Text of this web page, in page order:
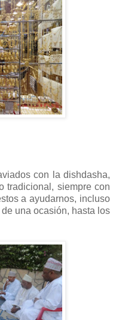
con la dishdasha,
tradicional, siempre con
a ayudarnos, incluso
una ocasión, hasta los